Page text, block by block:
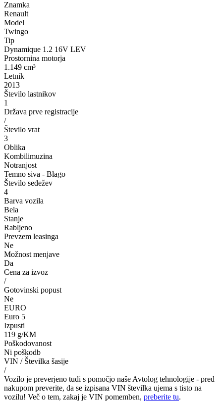
Znamka
Renault
Model
Twingo
Tip
Dynamique 1.2 16V LEV
Prostornina motorja
1.149 cm³
Letnik
2013
Število lastnikov
1
Država prve registracije
/
Število vrat
3
Oblika
Kombilimuzina
Notranjost
Temno siva - Blago
Število sedežev
4
Barva vozila
Bela
Stanje
Rabljeno
Prevzem leasinga
Ne
Možnost menjave
Da
Cena za izvoz
/
Gotovinski popust
Ne
EURO
Euro 5
Izpusti
119 g/KM
Poškodovanost
Ni poškodb
VIN / Številka šasije
/
Vozilo je preverjeno tudi s pomočjo naše Avtolog tehnologije - pred
nakupom preverite, da se izpisana VIN številka ujema s tisto na
vozilu! Več o tem, zakaj je VIN pomemben, preberite tu.